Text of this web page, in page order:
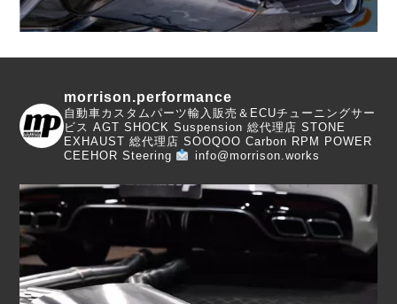
morrison.performance
自動車カスタムパーツ輸入販売＆ECUチューニングサー
ビス AGT SHOCK Suspension 総代理店 STONE
EXHAUST 総代理店 SOOQOO Carbon RPM POWER
CEEHOR Steering
info@morrison.works